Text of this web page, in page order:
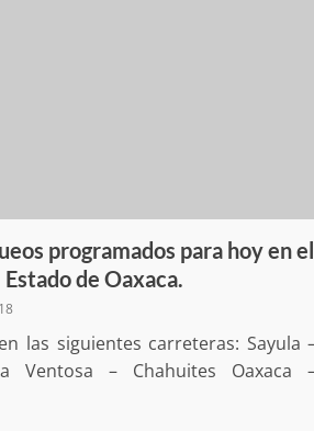
programados para hoy en el
Estado de Oaxaca.
las siguientes carreteras: Sayula
Ventosa – Chahuites Oaxaca
con orden y tranquilidad el proceso
extraordinario de Santiago Xanica:
Jesús Romero
2026